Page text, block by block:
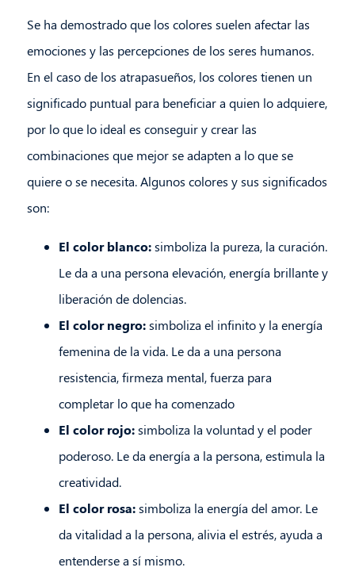
Se ha demostrado que los colores suelen afectar las
emociones y las percepciones de los seres humanos.
En el caso de los atrapasueños, los colores tienen un
significado puntual para beneficiar a quien lo adquiere,
por lo que lo ideal es conseguir y crear las
combinaciones que mejor se adapten a lo que se
quiere o se necesita. Algunos colores y sus significados
son:
El color blanco:simboliza la pureza, la curación.
Le da a una persona elevación, energía brillante y
liberación de dolencias.
El color negro:simboliza el infinito y la energía
femenina de la vida. Le da a una persona
resistencia, firmeza mental, fuerza para
completar lo que ha comenzado
El color rojo:simboliza la voluntad y el poder
poderoso. Le da energía a la persona, estimula la
creatividad.
El color rosa:simboliza la energía del amor. Le
da vitalidad a la persona, alivia el estrés, ayuda a
entenderse a sí mismo.